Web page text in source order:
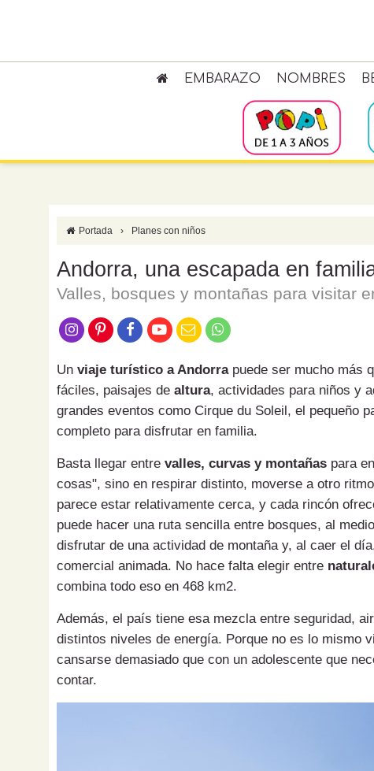
EMBARAZO NOMBRES
Portada › Planes con niños
Andorra, una escapada en
Valles, bosques y montañas para visitar
Un viaje turístico a Andorrapuede ser mucho más
fáciles, paisajes de altura, actividades para niños y
grandes eventos como Cirque du Soleil, el pequeño
completo para disfrutar en familia.
Basta llegar entre valles, curvas y montañas para
cosas", sino en respirar distinto, moverse a otro
parece estar relativamente cerca, y cada rincón
puede hacer una ruta sencilla entre bosques, al
disfrutar de una actividad de montaña y, al caer el
comercial animada. No hace falta elegir entre
combina todo eso en 468 km2.
Además, el país tiene esa mezcla entre seguridad,
distintos niveles de energía. Porque no es lo mismo
cansarse demasiado que con un adolescente que
contar.